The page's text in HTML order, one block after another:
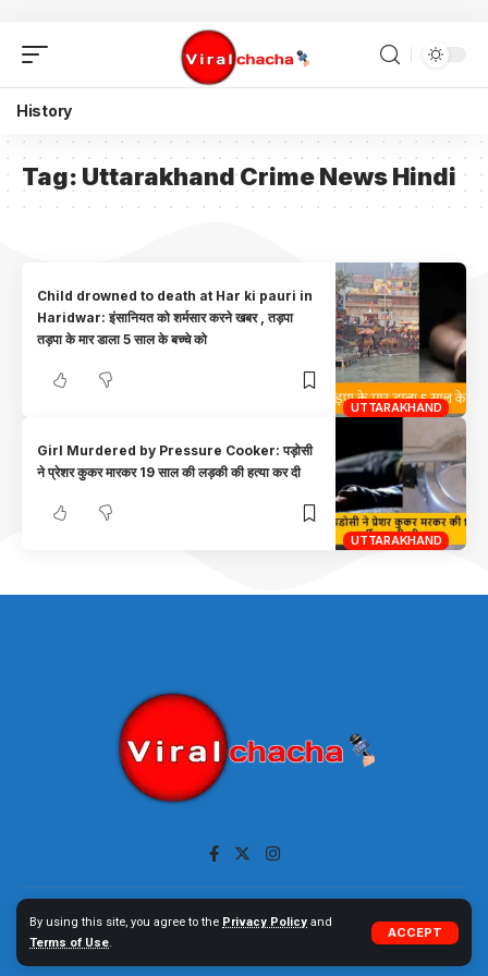
By using this site, you agree to the Privacy Policy and
Terms of Use.
ACCEPT
History
Tag: Uttarakhand Crime News Hindi
UTTARAKHAND
Child drowned to death at Har ki pauri in
Haridwar: इंसानियत को शर्मसार करने खबर , तड़पा
तड़पा के मार डाला 5 साल के बच्चे को
UTTARAKHAND
Girl Murdered by Pressure Cooker: पड़ोसी
ने प्रेशर कुकर मारकर 19 साल की लड़की की हत्या कर दी
Contact Disclaimer Privacy Policy